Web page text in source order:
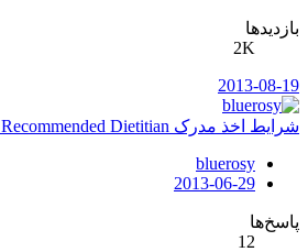
بازدیدها
2K
2013-08-19
شرایط اخذ مدرک RD ( Recommended Dietitian
bluerosy
2013-06-29
پاسخ‌ها
12